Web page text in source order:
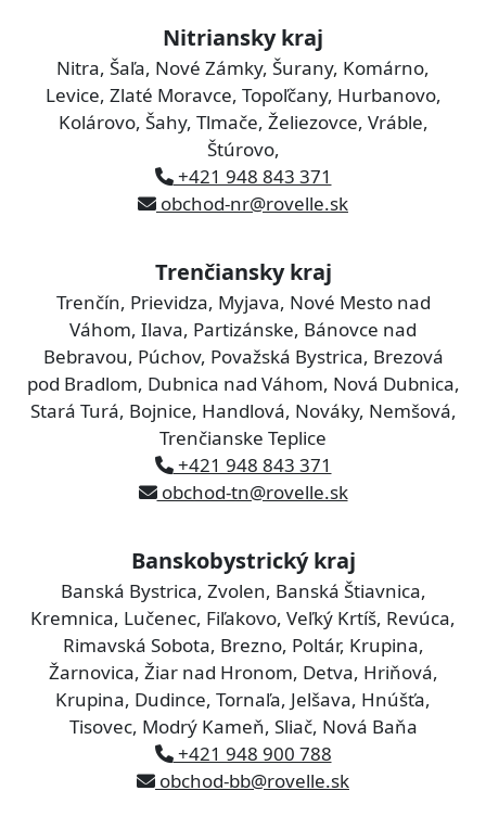
Nitriansky kraj
Nitra, Šaľa, Nové Zámky, Šurany, Komárno,
Levice, Zlaté Moravce, Topoľčany, Hurbanovo,
Kolárovo, Šahy, Tlmače, Želiezovce, Vráble,
Štúrovo,
+421 948 843 371
obchod-nr@rovelle.sk
Trenčiansky kraj
Trenčín, Prievidza, Myjava, Nové Mesto nad
Váhom, Ilava, Partizánske, Bánovce nad
Bebravou, Púchov, Považská Bystrica, Brezová
pod Bradlom, Dubnica nad Váhom, Nová Dubnica,
Stará Turá, Bojnice, Handlová, Nováky, Nemšová,
Trenčianske Teplice
+421 948 843 371
obchod-tn@rovelle.sk
Banskobystrický kraj
Banská Bystrica, Zvolen, Banská Štiavnica,
Kremnica, Lučenec, Fiľakovo, Veľký Krtíš, Revúca,
Rimavská Sobota, Brezno, Poltár, Krupina,
Žarnovica, Žiar nad Hronom, Detva, Hriňová,
Krupina, Dudince, Tornaľa, Jelšava, Hnúšťa,
Tisovec, Modrý Kameň, Sliač, Nová Baňa
+421 948 900 788
obchod-bb@rovelle.sk